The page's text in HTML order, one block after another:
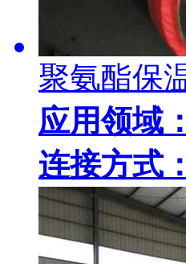
聚氨酯保
应用领域：
连接方式：